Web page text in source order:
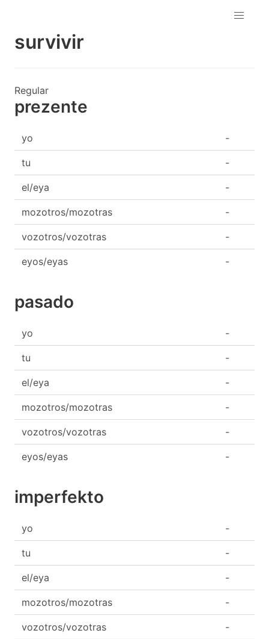
survivir
Regular
prezente
yo -
tu -
el/eya -
mozotros/mozotras -
vozotros/vozotras -
eyos/eyas -
pasado
yo -
tu -
el/eya -
mozotros/mozotras -
vozotros/vozotras -
eyos/eyas -
imperfekto
yo -
tu -
el/eya -
mozotros/mozotras -
vozotros/vozotras -